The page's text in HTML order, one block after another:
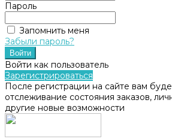
Пароль
Запомнить меня
Забыли пароль?
Войти как пользователь
Зарегистрироваться
После регистрации на сайте вам
отслеживание состояния заказов,
другие новые возможности